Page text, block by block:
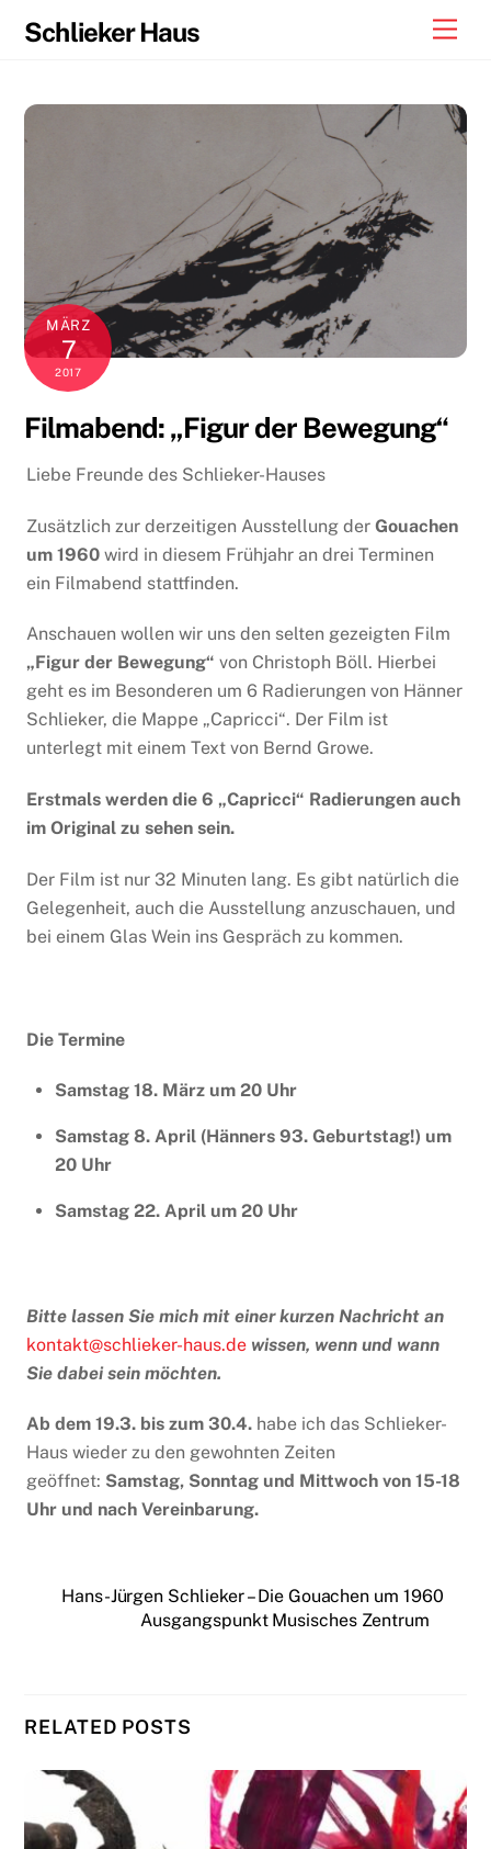
Schlieker Haus
MÄRZ
7
2017
Filmabend: „Figur der Bewegung“
Liebe Freunde des Schlieker-Hauses
Zusätzlich zur derzeitigen Ausstellung derGouachen
um 1960 wird in diesem Frühjahr an drei Terminen
ein Filmabend stattfinden.
Anschauen wollen wir uns den selten gezeigten Film
„Figur der Bewegung“ von Christoph Böll. Hierbei
geht es im Besonderen um 6 Radierungen von Hänner
Schlieker, die Mappe „Capricci“. Der Film ist
unterlegt mit einem Text von Bernd Growe.
Erstmals werden die 6 „Capricci“ Radierungen auch
im Original zu sehen sein.
Der Film ist nur 32 Minuten lang. Es gibt natürlich die
Gelegenheit, auch die Ausstellung anzuschauen, und
bei einem Glas Wein ins Gespräch zu kommen.
Die Termine
Samstag 18. März um 20 Uhr
Samstag 8. April (Hänners 93. Geburtstag!) um
20 Uhr
Samstag 22. April um 20 Uhr
Bitte lassen Sie mich mit einer kurzen Nachricht an
kontakt@schlieker-haus.de wissen, wenn und wann
Sie dabei sein möchten.
Ab dem 19.3. bis zum 30.4. habe ich das Schlieker-
Haus wieder zu den gewohnten Zeiten
geöffnet: Samstag, Sonntag und Mittwoch von 15-18
Uhr und nach Vereinbarung.
Hans-Jürgen Schlieker – Die Gouachen um 1960
Ausgangspunkt Musisches Zentrum
RELATED POSTS